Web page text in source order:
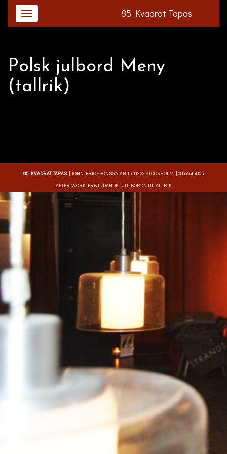
85 Kvadrat Tapas
Polsk julbord Meny
(tallrik)
85 KVADRAT TAPAS |JOHN ERICSSONSGATAN 15 112 22 STOCKHOLM |08-6545805
AFTER-WORK ERBJUDANDE|JULBORD/JULTALLRIK